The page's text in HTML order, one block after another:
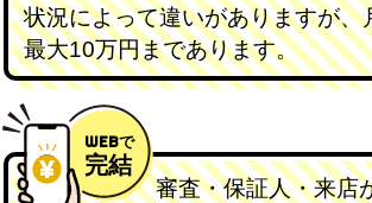
状況によって違いがありますが、
最大10万円まであります。
WEBで
完結
審査・保証人・来店